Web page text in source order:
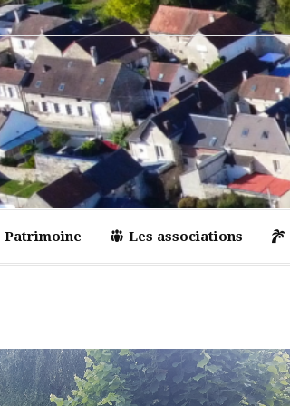
Patrimoine Les associations